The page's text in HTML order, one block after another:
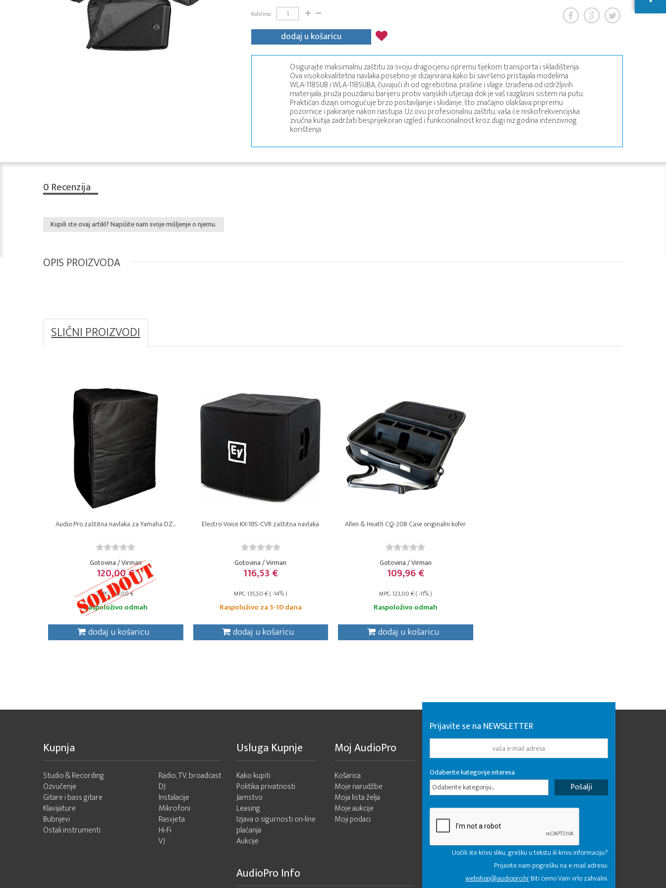
Količina:
dodaj u košaricu
Osigurajte maksimalnu zaštitu za svoju dragocjenu opremu tijekom transporta i skladištenja.
Ova visokokvalitetna navlaka posebno je dizajnirana kako bi savršeno pristajala modelima
WLA-118SUB i WLA-118SUBA, čuvajući ih od ogrebotina, prašine i vlage. Izrađena od izdržljivih
materijala, pruža pouzdanu barijeru protiv vanjskih utjecaja dok je vaš razglasni sistem na putu.
Praktičan dizajn omogućuje brzo postavljanje i skidanje, što značajno olakšava pripremu
pozornice i pakiranje nakon nastupa. Uz ovu profesionalnu zaštitu, vaša će niskofrekvencijska
zvučna kutija zadržati besprijekoran izgled i funkcionalnost kroz dugi niz godina intenzivnog
korištenja.
0 Recenzija
Kupili ste ovaj artikl? Napišite nam svoje mišljenje o njemu.
OPIS PROIZVODA
SLIČNI PROIZVODI
Audio Pro zaštitna navlaka za Yamaha DZ...
Gotovina / Virman
120,00 €
MPC: 120,00 €
Raspoloživo odmah
dodaj u košaricu
Electro-Voice KX-18S-CVR zaštitna navlaka
Gotovina / Virman
116,53 €
MPC: 135,50 € ( -14% )
Raspoloživo za 5-10 dana
dodaj u košaricu
Allen & Heath CQ-20B Case originalni kofer
Gotovina / Virman
109,96 €
MPC: 123,00 € ( -11% )
Raspoloživo odmah
dodaj u košaricu
Kupnja
Studio & Recording
Ozvučenje
Gitare i bass gitare
Klavijature
Bubnjevi
Ostali instrumenti
Radio, TV, broadcast
DJ
Instalacije
Mikrofoni
Rasvjeta
Hi-Fi
VJ
Usluga Kupnje
Kako kupiti
Politika privatnosti
Jamstvo
Leasing
Izjava o sigurnosti on-line
plaćanja
Aukcije
Moj AudioPro
Košarica
Moje narudžbe
Moja lista želja
Moje aukcije
Moji podaci
AudioPro Info
Prijavite se na NEWSLETTER
Odaberite kategorije interesa
Odaberite kategoriju...
Uočili ste krivu sliku, grešku u tekstu ili krivu informaciju?
Prijavite nam pogrešku na e-mail adresu:
webshop@audiopro.hrBiti ćemo Vam vrlo zahvalni.